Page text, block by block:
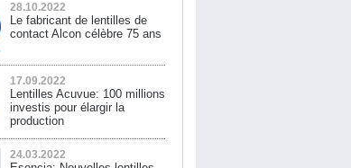
28.10.2022
Le fabricant de lentilles de
contact Alcon célèbre 75 ans
17.09.2022
Lentilles Acuvue: 100 millions
investis pour élargir la
production
24.03.2022